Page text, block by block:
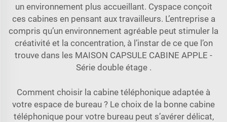
un environnement plus accueillant. Cyspace conçoit
ces cabines en pensant aux travailleurs. L’entreprise a
compris qu’un environnement agréable peut stimuler la
créativité et la concentration, à l’instar de ce que l’on
trouve dans les MAISON CAPSULE CABINE APPLE -
Série double étage .
Comment choisir la cabine téléphonique adaptée à
votre espace de bureau ? Le choix de la bonne cabine
téléphonique pour votre bureau peut s’avérer délicat,